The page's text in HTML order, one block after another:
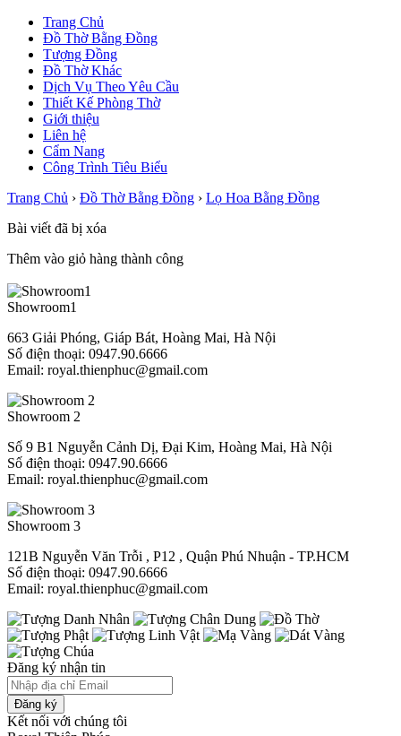
Trang Chủ
Đồ Thờ Bằng Đồng
Tượng Đồng
Đồ Thờ Khác
Dịch Vụ Theo Yêu Cầu
Thiết Kế Phòng Thờ
Giới thiệu
Liên hệ
Cẩm Nang
Công Trình Tiêu Biểu
Trang Chủ › Đồ Thờ Bằng Đồng › Lọ Hoa Bằng Đồng
Bài viết đã bị xóa
Thêm vào giỏ hàng thành công
Showroom1
663 Giải Phóng, Giáp Bát, Hoàng Mai, Hà Nội
Số điện thoại: 0947.90.6666
Email: royal.thienphuc@gmail.com
Showroom 2
Số 9 B1 Nguyễn Cảnh Dị, Đại Kim, Hoàng Mai, Hà Nội
Số điện thoại: 0947.90.6666
Email: royal.thienphuc@gmail.com
Showroom 3
121B Nguyễn Văn Trỗi , P12 , Quận Phú Nhuận - TP.HCM​
Số điện thoại: 0947.90.6666
Email: royal.thienphuc@gmail.com
Đăng ký nhận tin
Đăng ký
Kết nối với chúng tôi